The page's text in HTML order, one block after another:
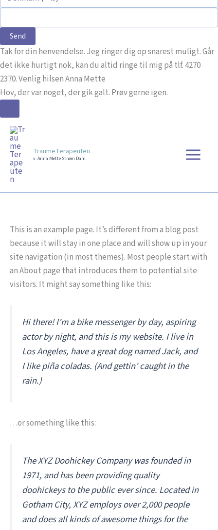
Send
Tak for din henvendelse. Jeg ringer dig op snarest muligt. Går
det ikke hurtigt nok, kan du altid ringe til mig på tlf. 4270
2370. Venlig hilsen Anna Mette
Hov, der var noget, der gik galt. Prøv gerne igen.
indholdetTraumeTerapeuten
v. Anna Mette Strøm Dahl
This is an example page. It’s different from a blog post
because it will stay in one place and will show up in your
site navigation (in most themes). Most people start with
an About page that introduces them to potential site
visitors. It might say something like this:
Hi there! I’m a bike messenger by day, aspiring
actor by night, and this is my website. I live in
Los Angeles, have a great dog named Jack, and
I like piña coladas. (And gettin’ caught in the
rain.)
…or something like this:
The XYZ Doohickey Company was founded in
1971, and has been providing quality
doohickeys to the public ever since. Located in
Gotham City, XYZ employs over 2,000 people
and does all kinds of awesome things for the